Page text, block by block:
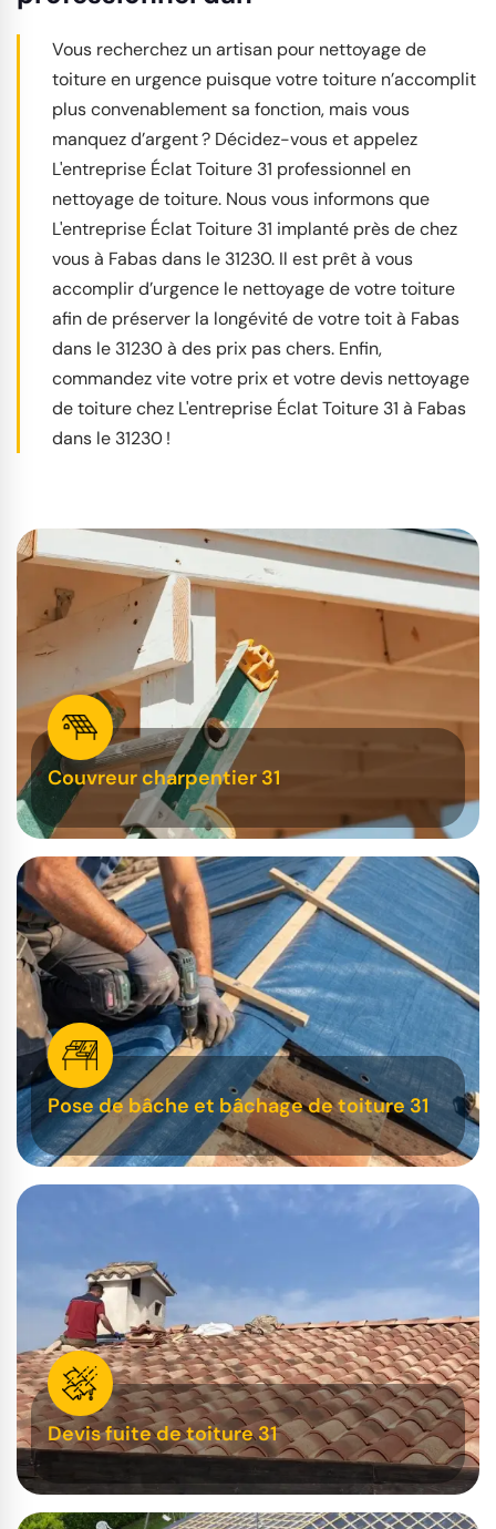
Vous recherchez un artisan pour nettoyage de
toiture en urgence puisque votre toiture n’accomplit
plus convenablement sa fonction, mais vous
manquez d’argent ? Décidez-vous et appelez
L'entreprise Éclat Toiture 31 professionnel en
nettoyage de toiture. Nous vous informons que
L'entreprise Éclat Toiture 31 implanté près de chez
vous à Fabas dans le 31230. Il est prêt à vous
accomplir d’urgence le nettoyage de votre toiture
afin de préserver la longévité de votre toit à Fabas
dans le 31230 à des prix pas chers. Enfin,
commandez vite votre prix et votre devis nettoyage
de toiture chez L'entreprise Éclat Toiture 31 à Fabas
dans le 31230 !
Couvreur charpentier 31
Pose de bâche et bâchage de toiture 31
Devis fuite de toiture 31